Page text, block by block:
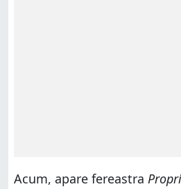
Acum, apare fereastra